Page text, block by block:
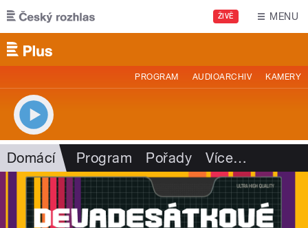
Přejít k hlavnímu obsahu
ŽIVĚ MENU
PROGRAM AUDIOARCHIV KAMERY
Domácí Program Pořady Více…